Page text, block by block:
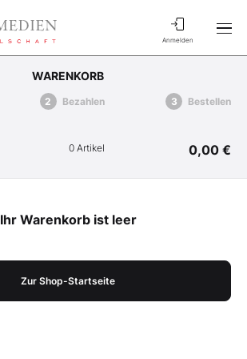
Anmelden
WARENKORB
Bezahlen Bestellen
0 Artikel 0,00 €
Ihr Warenkorb ist leer
Zur Shop-Startseite